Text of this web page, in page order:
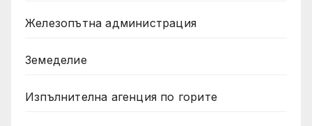
Железопътна администрация
Земеделие
Изпълнителна агенция по горите